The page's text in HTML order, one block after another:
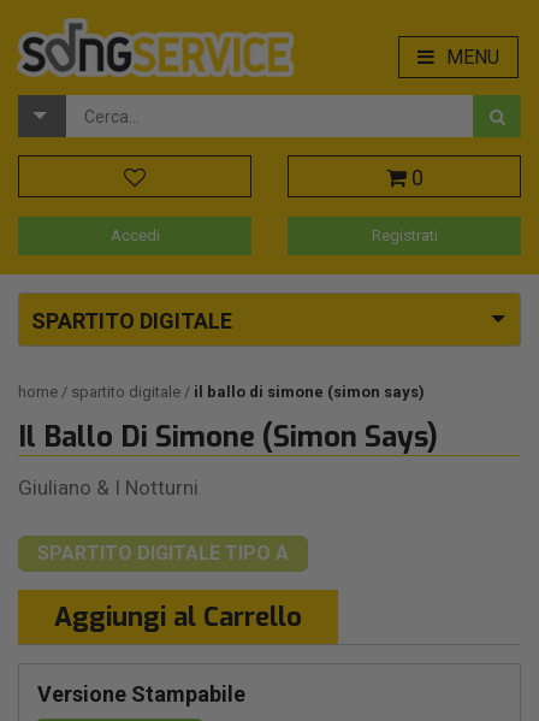
MENU
0
Accedi Registrati
SPARTITO DIGITALE
home spartito digitale il ballo di simone (simon says)
Il Ballo Di Simone (Simon Says)
Giuliano & I Notturni
SPARTITO DIGITALE TIPO A
Aggiungi al Carrello
Versione Stampabile